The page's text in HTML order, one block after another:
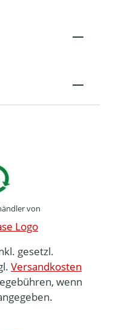
von
gesetzl.
Versandkosten
wenn